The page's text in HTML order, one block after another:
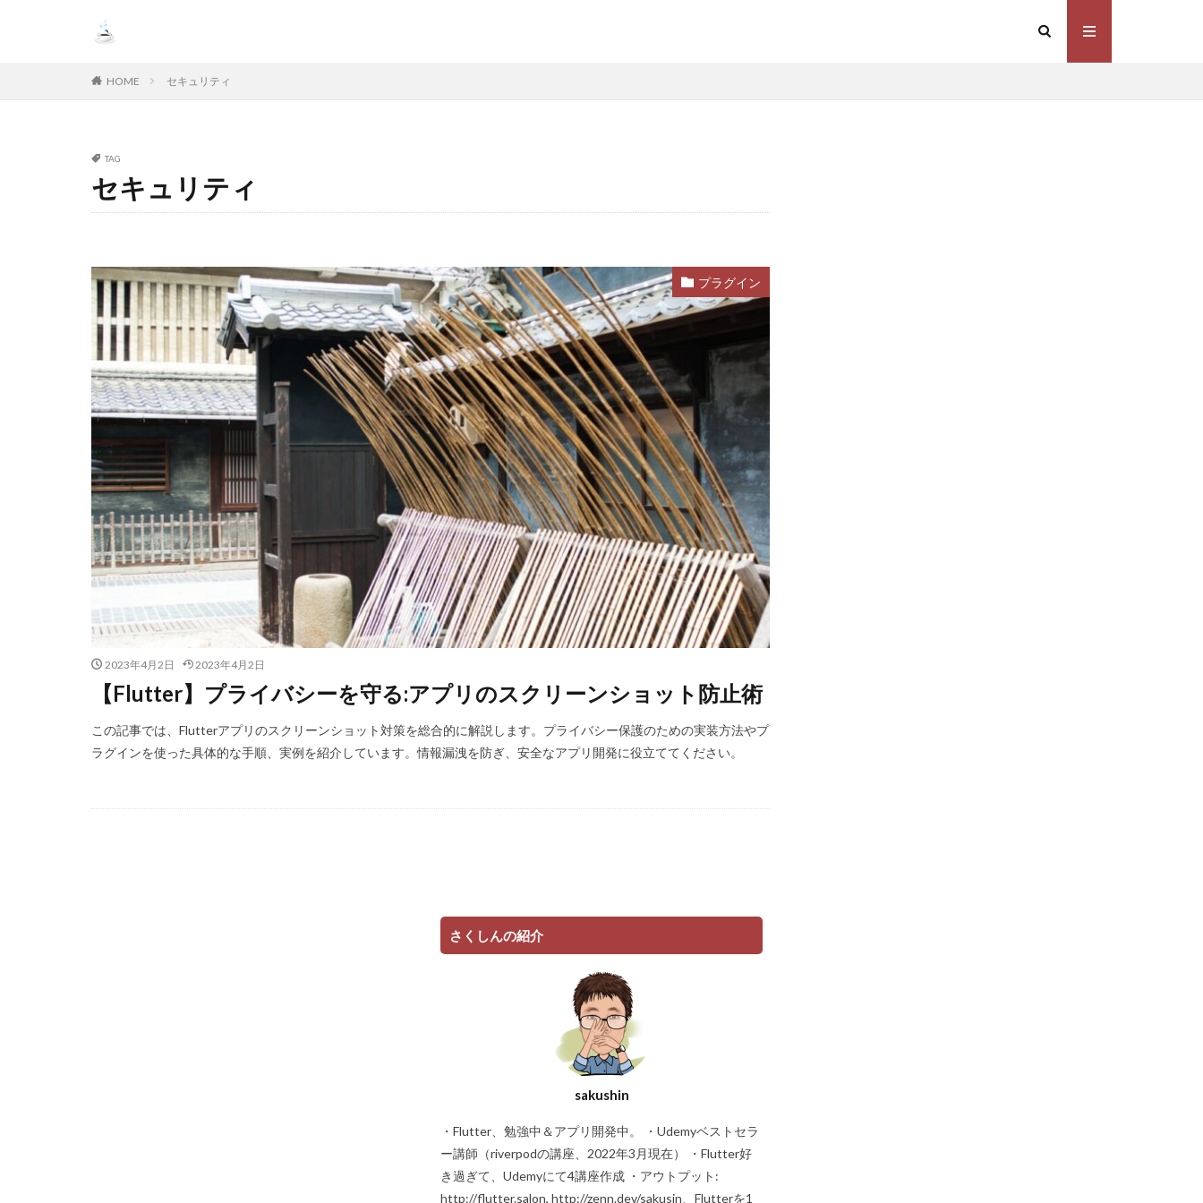
HOME セキュリティ
TAG
セキュリティ
プラグイン
2023年4月2日 2023年4月2日
【Flutter】プライバシーを守る:アプリのスクリーンショット防止術
この記事では、Flutterアプリのスクリーンショット対策を総合的に解説します。プライバシー保護のための実装方法やプ
ラグインを使った具体的な手順、実例を紹介しています。情報漏洩を防ぎ、安全なアプリ開発に役立ててください。
さくしんの紹介
sakushin
・Flutter、勉強中＆アプリ開発中。 ・Udemyベストセラ
ー講師（riverpodの講座、2022年3月現在） ・Flutter好
き過ぎて、Udemyにて4講座作成 ・アウトプット:
http://flutter.salon, http://zenn.dev/sakusin、Flutterを1